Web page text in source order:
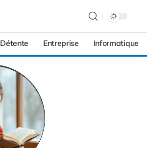
Détente Entreprise Informatique